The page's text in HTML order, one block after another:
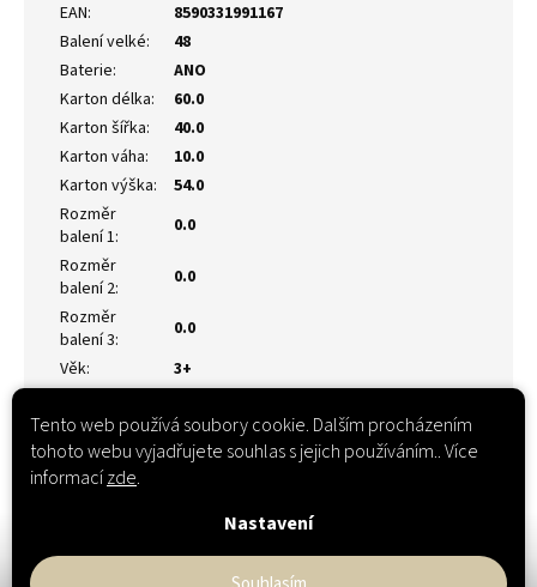
Tento web používá soubory cookie. Dalším procházením
tohoto webu vyjadřujete souhlas s jejich používáním.. Více
informacízde.
Nastavení
EAN:
8590331991167
Balení velké:
48
Baterie:
ANO
Karton délka:
60.0
Karton šířka:
40.0
Karton váha:
10.0
Karton výška:
54.0
Rozměr
balení 1:
0.0
Rozměr
balení 2:
0.0
Rozměr
balení 3:
0.0
Věk: 3+